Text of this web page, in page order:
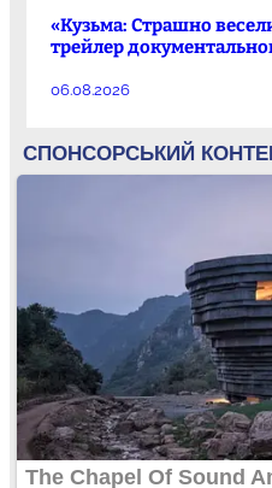
«Кузьма: Страшно
трейлер
06.08.2026